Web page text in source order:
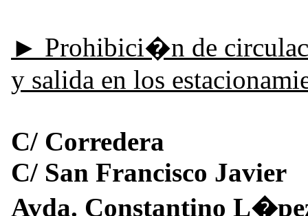
► Prohibici�n de
y salida en los
C/ Corredera
C/ San Francisco Javier
Avda. Constantino